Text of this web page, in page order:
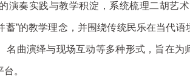
演奏实践与教学积淀，系统梳理二胡艺
”的教学理念，并围绕传统民乐在当代
名曲演绎与现场互动等多种形式，旨在为
。